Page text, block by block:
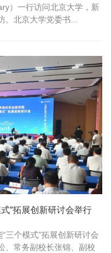
）一行访问北京大学，新
北京大学党委书...
”拓展创新研讨会举行
三个模式”拓展创新研讨会
、常务副校长张锦、副校